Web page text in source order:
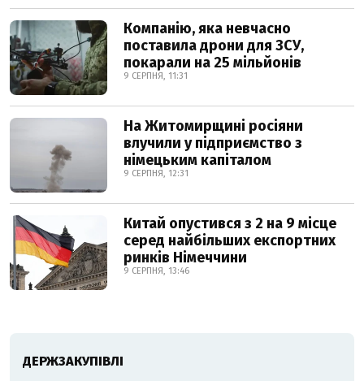
Компанію, яка невчасно
поставила дрони для ЗСУ,
покарали на 25 мільйонів
9 СЕРПНЯ, 11:31
На Житомирщині росіяни
влучили у підприємство з
німецьким капіталом
9 СЕРПНЯ, 12:31
Китай опустився з 2 на 9 місце
серед найбільших експортних
ринків Німеччини
9 СЕРПНЯ, 13:46
ДЕРЖЗАКУПІВЛІ